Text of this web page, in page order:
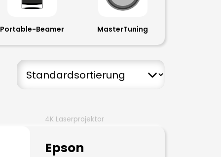
Portable-Beamer MasterTuning
4K Laserprojektor
Epson